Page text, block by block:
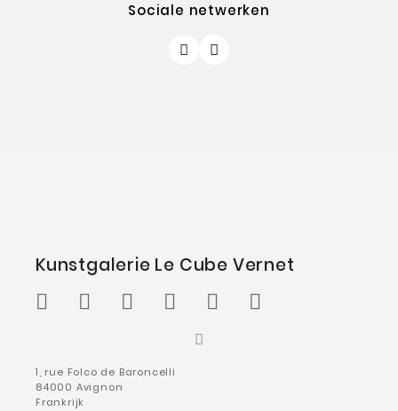
Sociale netwerken
Kunstgalerie Le Cube Vernet
1, rue Folco de Baroncelli
84000 Avignon
Frankrijk